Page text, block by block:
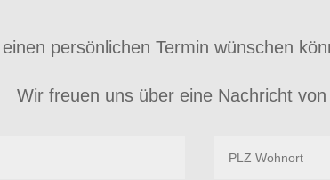
persönlichen Termin wünschen
Wir freuen uns über eine Nachricht von